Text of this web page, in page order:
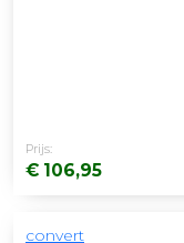
Prijs:
€ 106,95
convert